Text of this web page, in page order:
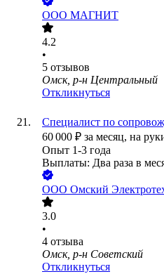
ООО МАГНИТ
4.2
•
5 отзывов
Омск, р-н Центральный
Откликнуться
Специалист по
60 000 ₽ за месяц, на
Опыт 1-3 года
Выплаты: Два раза в
ООО Омский
3.0
•
4 отзыва
Омск, р-н Советский
Откликнуться